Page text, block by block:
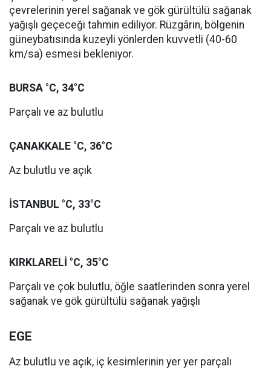
çevrelerinin yerel sağanak ve gök gürültülü sağanak
yağışlı geçeceği tahmin ediliyor. Rüzgârın, bölgenin
güneybatısında kuzeyli yönlerden kuvvetli (40-60
km/sa) esmesi bekleniyor.
BURSA °C, 34°C
Parçalı ve az bulutlu
ÇANAKKALE °C, 36°C
Az bulutlu ve açık
İSTANBUL °C, 33°C
Parçalı ve az bulutlu
KIRKLARELİ °C, 35°C
Parçalı ve çok bulutlu, öğle saatlerinden sonra yerel
sağanak ve gök gürültülü sağanak yağışlı
EGE
Az bulutlu ve açık, iç kesimlerinin yer yer parçalı